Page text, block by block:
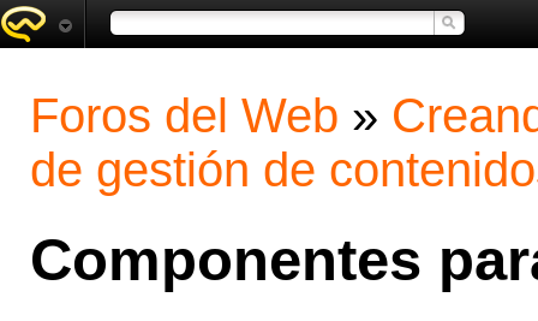
Foros del Web »
de gestión de
Componentes